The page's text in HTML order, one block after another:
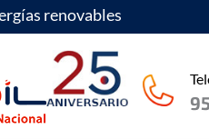
renovables